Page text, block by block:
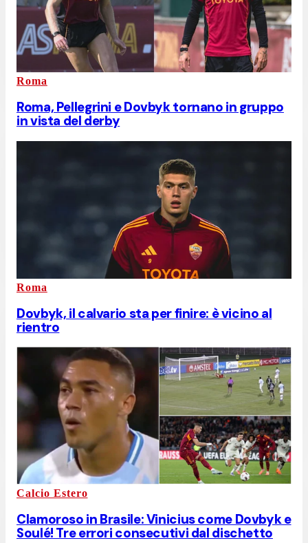
Roma
Roma, Pellegrini e Dovbyk tornano in gruppo
in vista del derby
Roma
Dovbyk, il calvario sta per finire: è vicino al
rientro
Calcio Estero
Clamoroso in Brasile: Vinicius come Dovbyk e
Soulé! Tre errori consecutivi dal dischetto